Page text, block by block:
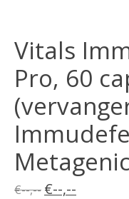
Vitals
Pro, 60
€--,-- €--,--